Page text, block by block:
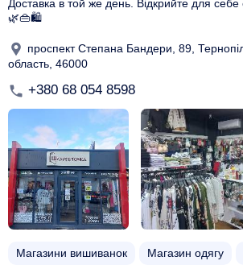
Доставка в той же день. Відкрийте для себе
🌿👜🛍️
проспект Степана Бандери, 89,
область, 46000
+380 68 054 8598
Магазини вишиванок Магазин одягу